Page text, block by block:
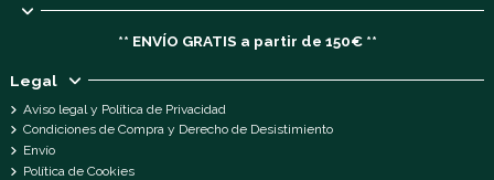
** ENVÍO GRATIS a partir de 150€ **
Legal
Aviso legal y Política de Privacidad
Condiciones de Compra y Derecho de Desistimiento
Envío
Política de Cookies